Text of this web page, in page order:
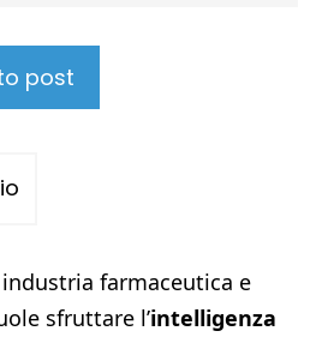
post
farmaceutica e
sfruttare l’intelligenza